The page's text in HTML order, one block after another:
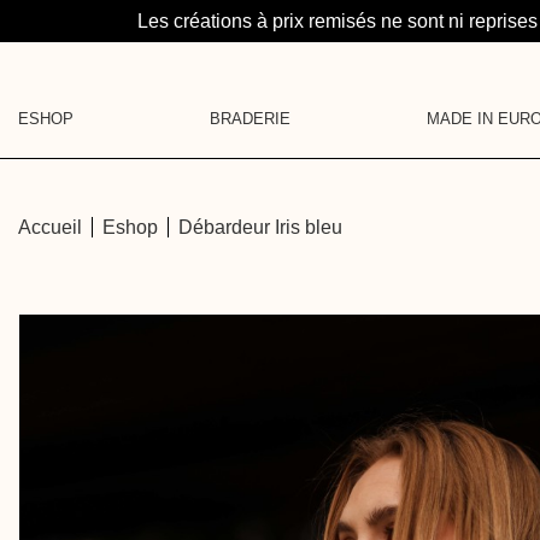
Les créations à prix remisés ne sont ni reprises
ESHOP
CHEMISES
BRADERIE MADE IN
LA SUITE : UN
Accueil Eshop Débardeur Iris bleu